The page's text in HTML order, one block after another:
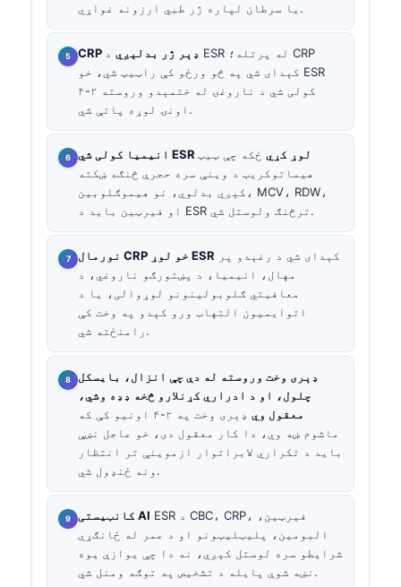
یا سرطان لپاره ژر طبي ارزونه غواړي.
CRP ډېر ژر بدلېږي د ESR له پرتله؛ CRP
کېدای شي په څو ورځو کې راټیټ شي، خو ESR
کولی شي د ناروغۍ له ختمېدو وروسته ۲-۴
اونۍ لوړه پاتې شي.
انیمیا کولی شي ESR لوړ کړي ځکه چې ټیټ
هیماتوکریټ د وینې سره حجرې څنګه ښکته
کېږي بدلوي، نو هیموګلوبین، MCV، RDW،
او فیرټین باید د ESR ترڅنګ ولوستل شي.
نورمال CRP خو لوړ ESR
مهال، انیمیا، د پښتورګو ناروغي، د
معافیتي ګلوبولینونو لوړوالی، یا د
اتوایمیون التهاب ورو کېدو په وخت کې
رامنځته شي.
ډېری وخت وروسته له دې چې انزال، بایسکل
چلول، او د ادراري کړنلارو څخه ډډه وشي،
معقول وي
ډېری وخت په ۲-۴ اونیو کې که
ماشوم ښه وي، دا کار معقول دی، خو عاجل نښې
باید د تکراري لابراتوار ازموینې تر انتظار
ونه ځنډول شي.
کانټیستی AI ESR د CBC، CRP، فیرټین،
البومین، پلیټلیټونو او د عمر له ځانګړي
شرایطو سره لوستل کېږي، نه دا چې یوازې یوه
نښه شوې پایله د تشخیص په توګه ومنل شي.